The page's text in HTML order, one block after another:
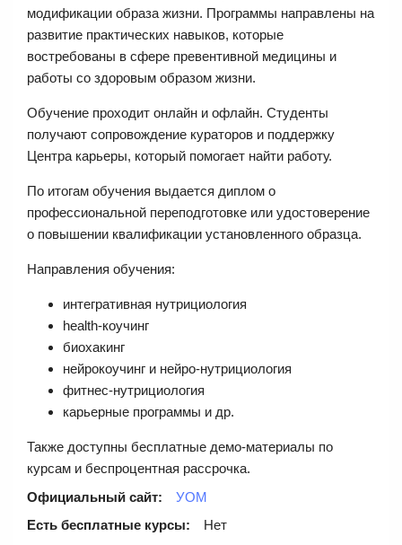
модификации образа жизни. Программы направлены на
развитие практических навыков, которые
востребованы в сфере превентивной медицины и
работы со здоровым образом жизни.
Обучение проходит онлайн и офлайн. Студенты
получают сопровождение кураторов и поддержку
Центра карьеры, который помогает найти работу.
По итогам обучения выдается диплом о
профессиональной переподготовке или удостоверение
о повышении квалификации установленного образца.
Направления обучения:
интегративная нутрициология
health-коучинг
биохакинг
нейрокоучинг и нейро-нутрициология
фитнес-нутрициология
карьерные программы и др.
Также доступны бесплатные демо-материалы по
курсам и беспроцентная рассрочка.
Официальный сайт:
УОМ
Есть бесплатные курсы:
Нет